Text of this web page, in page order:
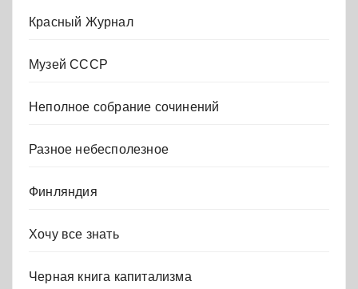
Красный Журнал
Музей СССР
Неполное собрание сочинений
Разное небесполезное
Финляндия
Хочу все знать
Черная книга капитализма